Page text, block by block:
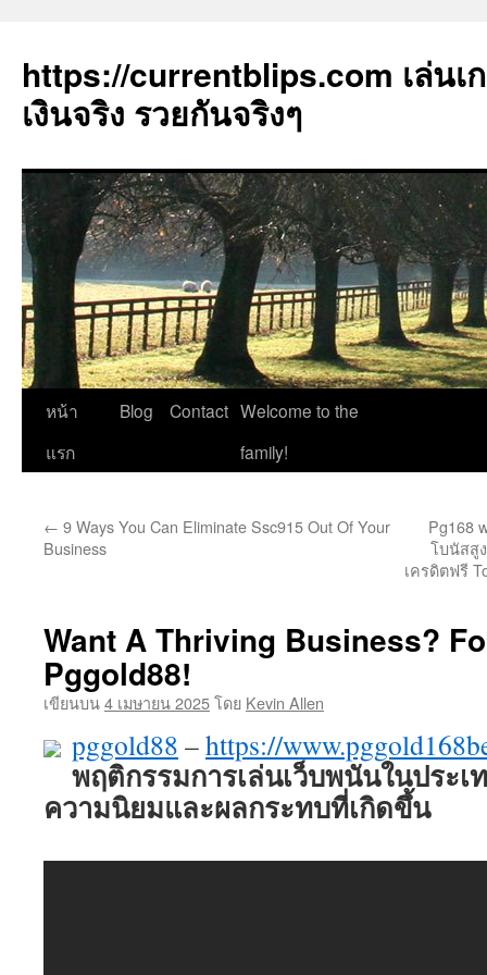
https://currentblips.com เล่น
เงินจริง รวยกันจริงๆ
ข้าม
ไป
เนื้อหา
หน้า
แรก
Blog Contact Welcome to the
family!
← 9 Ways You Can Eliminate Ssc915 Out Of Your
Business
Pg168
โบนัสสู
เครดิตฟรี
Want A Thriving Business?
Pggold88!
เขียนบน4 เมษายน 2025โดย Kevin Allen
pggold88 –https://
พฤติกรรมการเล่นเว็บพนันในประ
ความนิยมและผลกระทบที่เกิดขึ้น